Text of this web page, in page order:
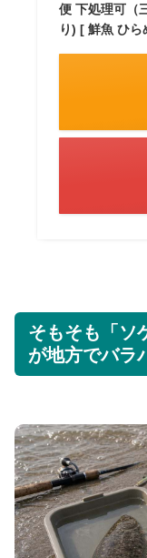
便 下処理可（
り) [ 鮮魚 ひ
そもそも「ソ
が地方でバラ